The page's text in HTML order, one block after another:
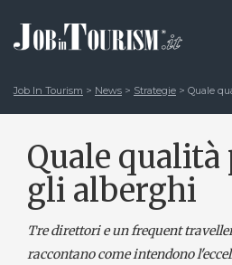
Job In Tourism > News > Strategie > Quale
Quale qualità
gli alberghi
Tre direttori e un frequent
raccontano come intendono